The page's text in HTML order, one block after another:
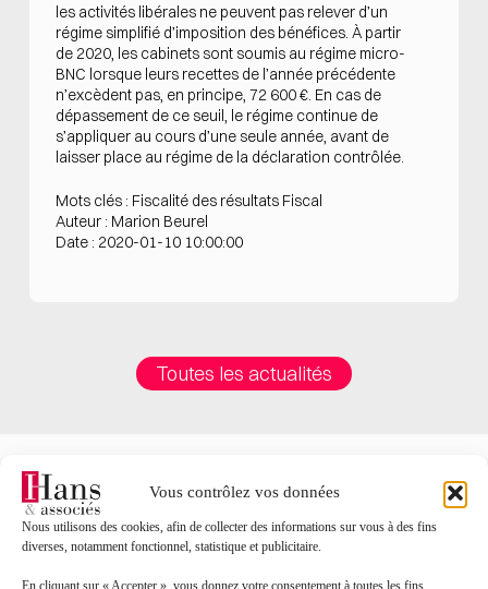
Vous contrôlez vos données
Nous utilisons des cookies, afin de collecter des informations sur vous à des fins
diverses, notamment fonctionnel, statistique et publicitaire.
En cliquant sur « Accepter », vous donnez votre consentement à toutes les fins
les activités libérales ne peuvent pas relever d’un
régime simplifié d’imposition des bénéfices. À partir
de 2020, les cabinets sont soumis au régime micro-
BNC lorsque leurs recettes de l’année précédente
n’excèdent pas, en principe, 72 600 €. En cas de
dépassement de ce seuil, le régime continue de
s’appliquer au cours d’une seule année, avant de
laisser place au régime de la déclaration contrôlée.
Mots clés : Fiscalité des résultats Fiscal
Auteur : Marion Beurel
Date : 2020-01-10 10:00:00
Toutes les actualités
Contact
Nom*